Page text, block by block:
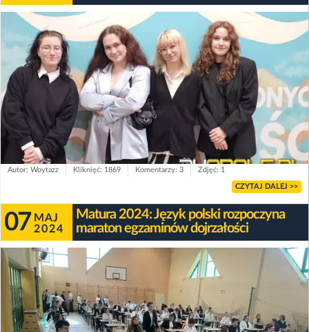
Autor: Woytazz Kliknięć: 1869 Komentarzy: 3 Zdjęć: 1
CZYTAJ DALEJ >>
07 MAJ
2024
Matura 2024: Język polski rozpoczyna
maraton egzaminów dojrzałości